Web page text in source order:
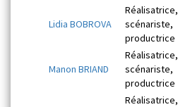
Lidia BOBROVA
Réalisatrice,
scénariste,
productrice
Manon BRIAND
Réalisatrice,
scénariste,
productrice
Réalisatrice,